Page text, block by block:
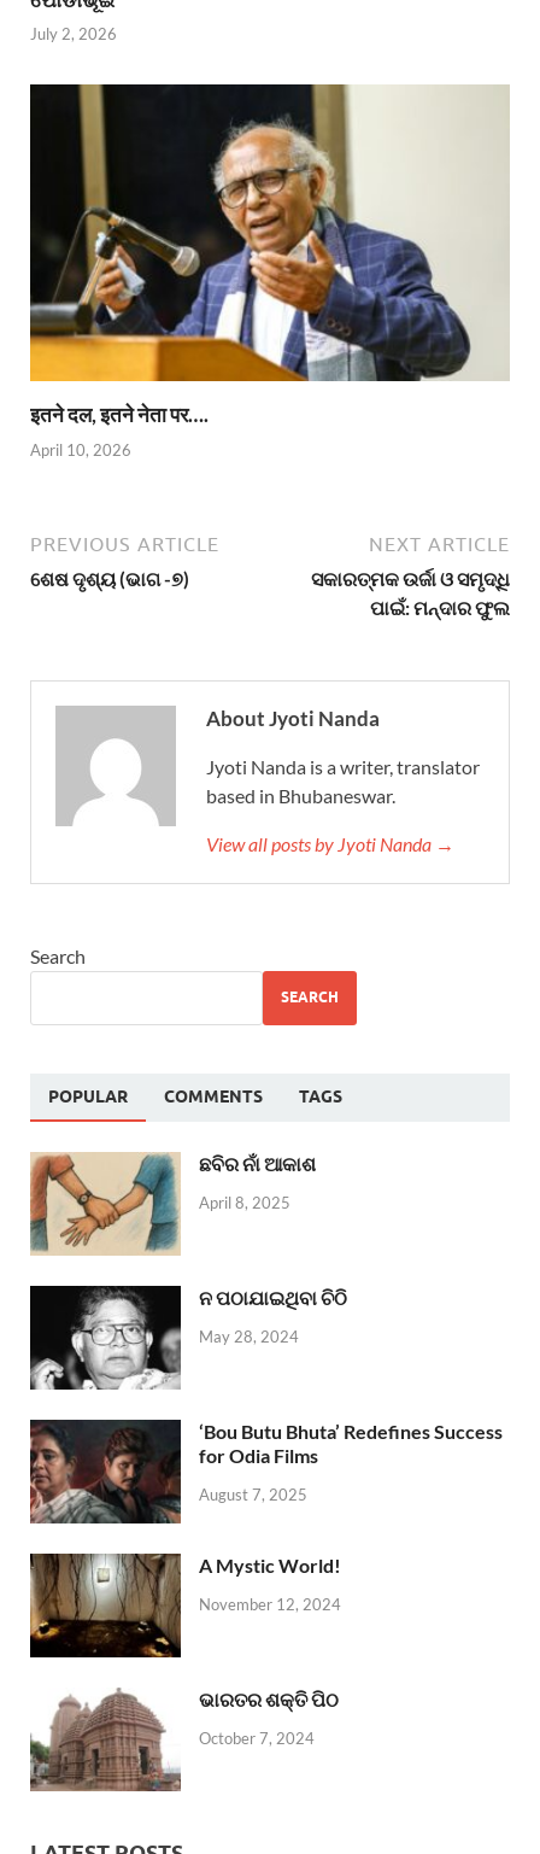
July 2, 2026
इतने दल, इतने नेता पर….
April 10, 2026
PREVIOUS ARTICLE
ଶେଷ ଦୃଶ୍ୟ (ଭାଗ -୭)
NEXT ARTICLE
ସକାରତ୍ମକ ଉର୍ଜା ଓ ସମୃଦ୍ଧି
ପାଇଁ: ମନ୍ଦାର ଫୁଲ
About Jyoti Nanda
Jyoti Nanda is a writer, translator
based in Bhubaneswar.
View all posts by Jyoti Nanda →
Search
SEARCH
POPULAR COMMENTS TAGS
ଛବିର ନାଁ ଆକାଶ
April 8, 2025
ନ ପଠାଯାଇଥିବା ଚିଠି
May 28, 2024
‘Bou Butu Bhuta’ Redefines Success
for Odia Films
August 7, 2025
A Mystic World!
November 12, 2024
ଭାରତର ଶକ୍ତି ପିଠ
October 7, 2024